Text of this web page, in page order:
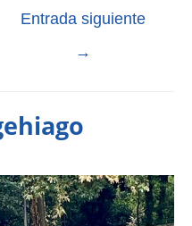
Entrada siguiente
→